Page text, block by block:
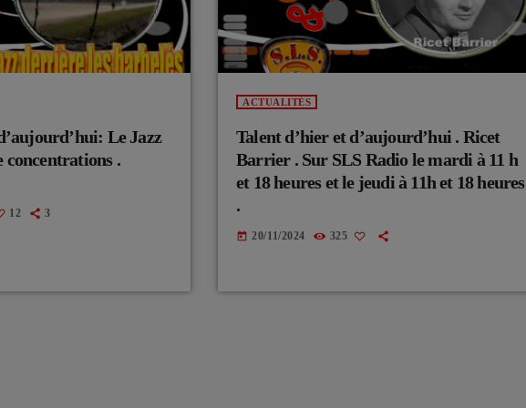
Le Jazz
concentrations .
12 3
ACTUALITÉS
Talent d’hier et d’aujourd’hui . Ricet
Barrier . Sur SLS Radio le mardi à 11 h
et 18 heures et le jeudi à 11h et 18 heures
.
today 20/11/2024 325